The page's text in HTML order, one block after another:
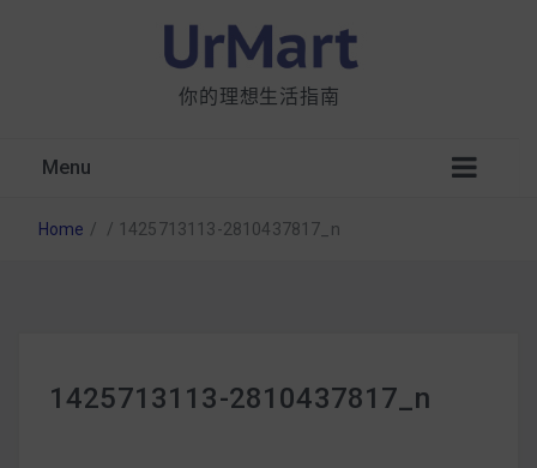
你的理想生活指南
Menu
析：成分、營養價值及其優缺點
Home / / 1425713113-2810437817_n
1425713113-2810437817_n